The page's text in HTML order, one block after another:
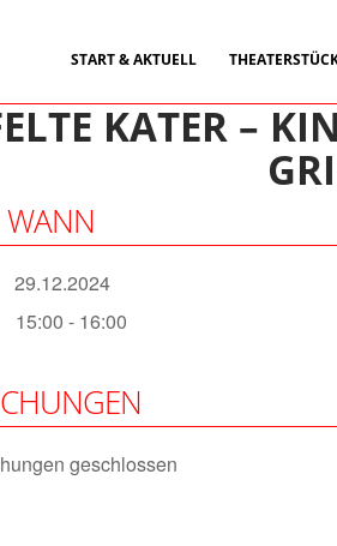
START & AKTUELL
KATER –
WANN
29.12.2024
15:00 - 16:00
geschlossen